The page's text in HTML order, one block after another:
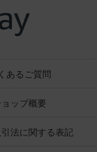
あるご質問
ョップ概要
法に関する表記